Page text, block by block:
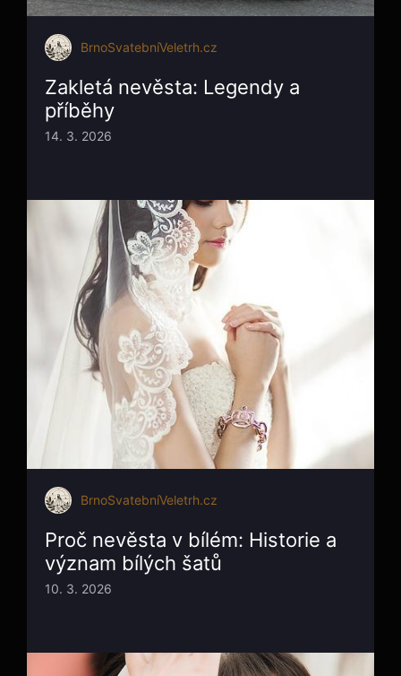
BrnoSvatebníVeletrh.cz
Zakletá nevěsta: Legendy a
příběhy
14. 3. 2026
BrnoSvatebníVeletrh.cz
Proč nevěsta v bílém: Historie a
význam bílých šatů
10. 3. 2026